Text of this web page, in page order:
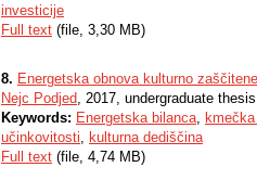
investicije
Full text (file, 3,30 MB)
8. Energetska obnova kulturno
Nejc Podjed, 2017, undergraduate thesis
Keywords: Energetska bilanca,
učinkovitosti, kulturna dediščina
Full text (file, 4,74 MB)